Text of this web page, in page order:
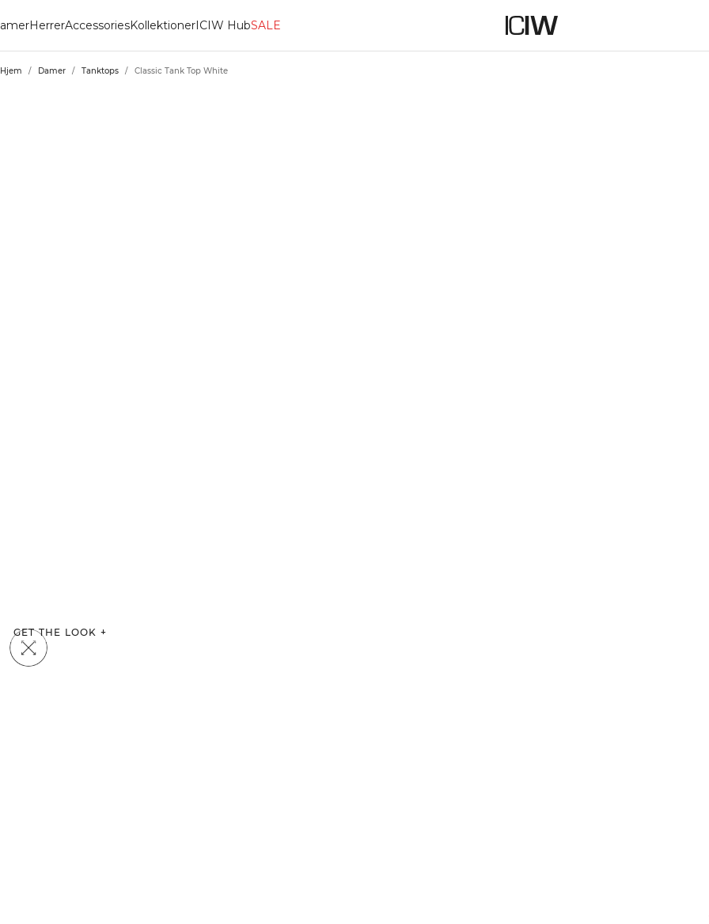
HerrerAccessoriesKollektionerICIW HubSALE
Hjem / Damer / Tanktops / Classic Tank Top White
GET THE LOOK +